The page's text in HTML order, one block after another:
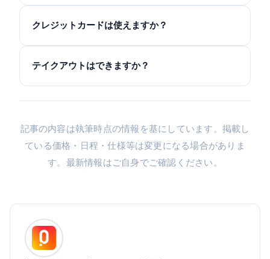
クレジットカードは使えますか？
テイクアウトはできますか？
記事の内容は執筆時点の情報を基にしています。掲載し
ている価格・日程・仕様等は変更になる場合がありま
す。最新情報はご自身でご確認ください。